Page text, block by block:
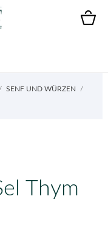
SENF UND WÜRZEN
Thym